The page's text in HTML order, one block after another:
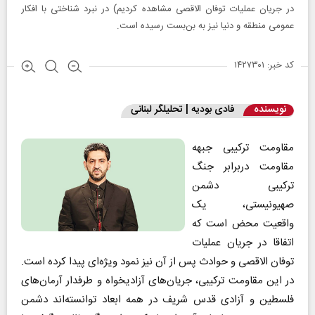
در جریان عملیات توفان الاقصی مشاهده کردیم) در نبرد شناختی با افکار
عمومی منطقه و دنیا نیز به بن‌بست رسیده است.
کد خبر: ۱۴۲۷۳۰۱
نویسنده فادی بودیه | تحلیلگر لبنانی
مقاومت ترکیبی جبهه
مقاومت دربرابر جنگ
ترکیبی دشمن
صهیونیستی، یک
واقعیت محض است که
اتفاقا در جریان عملیات
توفان الاقصی و حوادث پس از آن نیز نمود ویژه‌ای پیدا کرده است.
در این مقاومت ترکیبی، جریان‌های آزادیخواه و طرفدار آرمان‌های
فلسطین و آزادی قدس شریف در همه ابعاد توانسته‌اند دشمن